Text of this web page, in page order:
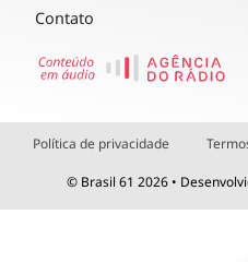
Contato
Política de privacidade
© Brasil 61 2026 •